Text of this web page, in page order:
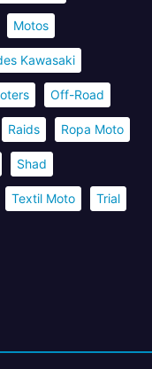
Motos
Kawasaki
Off-Road
Raids Ropa Moto
Shad
Textil Moto Trial